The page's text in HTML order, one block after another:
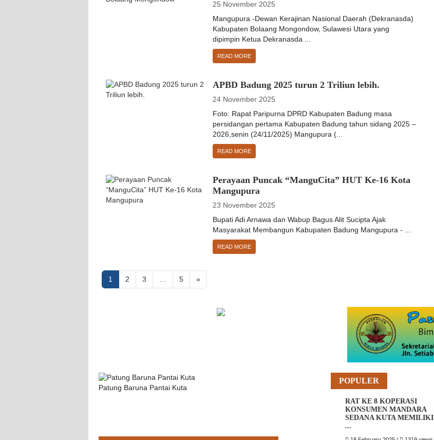
25 November 2025
Mangupura -Dewan Kerajinan Nasional Daerah (Dekranasda)
Kabupaten Bolaang Mongondow, Sulawesi Utara yang
dipimpin Ketua Dekranasda ...
READ MORE
APBD Badung 2025 turun 2 Triliun lebih.
24 November 2025
Foto: Rapat Paripurna DPRD Kabupaten Badung masa
persidangan pertama Kabupaten Badung tahun sidang 2025 –
2026,senin (24/11/2025) Mangupura (...
READ MORE
Perayaan Puncak “ManguCita” HUT Ke-16 Kota
Mangupura
23 November 2025
Bupati Adi Arnawa dan Wabup Bagus Alit Sucipta Ajak
Masyarakat Membangun Kabupaten Badung Mangupura - ...
READ MORE
Posts
1 2 3 5 »
Patung Baruna Pantai Kuta
POPULER
RAT KE 8 KOPERASI
KONSUMEN MANDARA
SEDANA KUTA MEMILIKI
...